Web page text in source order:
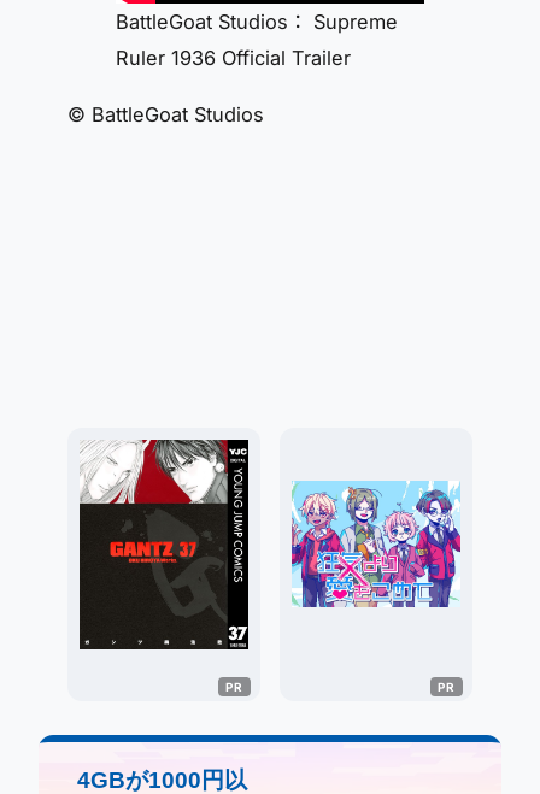
BattleGoat Studios： Supreme
Ruler 1936 Official Trailer
© BattleGoat Studios
4GBが1000円以